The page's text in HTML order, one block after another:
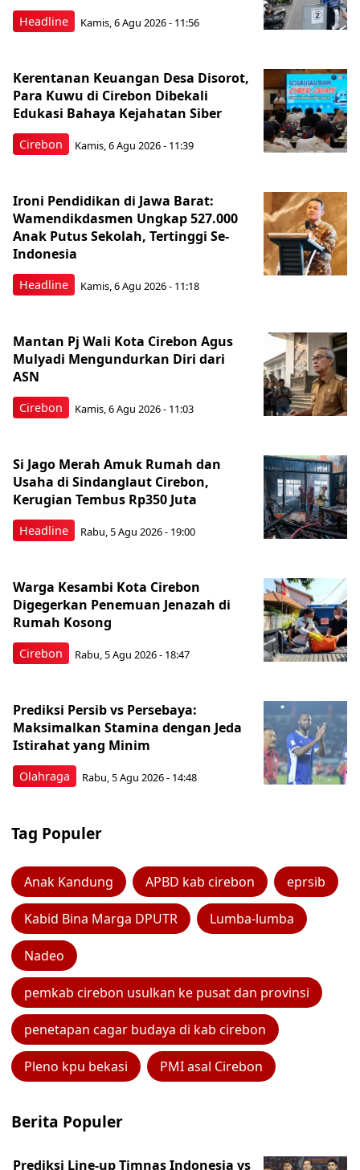
Headline Kamis, 6 Agu 2026 - 11:56
Cirebon
Kerentanan Keuangan Desa Disorot,
Para Kuwu di Cirebon Dibekali
Edukasi Bahaya Kejahatan Siber
Kamis, 6 Agu 2026 - 11:39
Headline
Ironi Pendidikan di Jawa Barat:
Wamendikdasmen Ungkap 527.000
Anak Putus Sekolah, Tertinggi Se-
Indonesia
Kamis, 6 Agu 2026 - 11:18
Cirebon
Mantan Pj Wali Kota Cirebon Agus
Mulyadi Mengundurkan Diri dari
ASN
Kamis, 6 Agu 2026 - 11:03
Headline
Si Jago Merah Amuk Rumah dan
Usaha di Sindanglaut Cirebon,
Kerugian Tembus Rp350 Juta
Rabu, 5 Agu 2026 - 19:00
Cirebon
Warga Kesambi Kota Cirebon
Digegerkan Penemuan Jenazah di
Rumah Kosong
Rabu, 5 Agu 2026 - 18:47
Olahraga
Prediksi Persib vs Persebaya:
Maksimalkan Stamina dengan Jeda
Istirahat yang Minim
Rabu, 5 Agu 2026 - 14:48
Tag Populer
Anak Kandung APBD kab cirebon eprsib
Kabid Bina Marga DPUTR Lumba-lumba
Nadeo
pemkab cirebon usulkan ke pusat dan provinsi
penetapan cagar budaya di kab cirebon
Pleno kpu bekasi PMI asal Cirebon
Berita Populer
Prediksi Line-up Timnas Indonesia vs